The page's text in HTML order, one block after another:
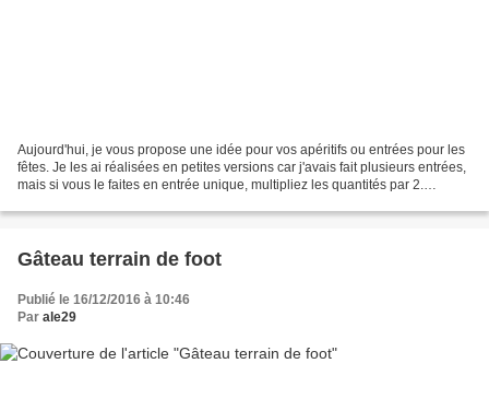
Aujourd'hui, je vous propose une idée pour vos apéritifs ou entrées pour les
fêtes. Je les ai réalisées en petites versions car j'avais fait plusieurs entrées,
mais si vous le faites en entrée unique, multipliez les quantités par 2.
Gâteau terrain de foot
Publié le 16/12/2016 à 10:46
Par ale29